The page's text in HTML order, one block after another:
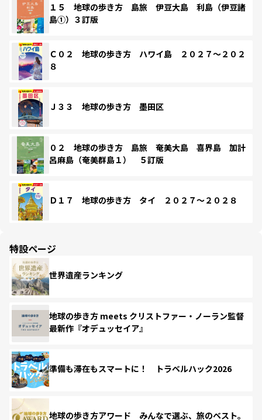
１５ 地球の歩き方 島旅 伊豆大島 利島（伊豆諸
島①）３訂版
Ｃ０２ 地球の歩き方 ハワイ島 ２０２７～２０２
８
Ｊ３３ 地球の歩き方 墨田区
０２ 地球の歩き方 島旅 奄美大島 喜界島 加計
呂麻島（奄美群島１） ５訂版
Ｄ１７ 地球の歩き方 タイ ２０２７～２０２８
特設ページ
世界遺産ランキング
地球の歩き方 meets クリストファー・ノーラン監督
最新作『オデュッセイア』
準備も滞在もスマートに！ トラベルハック2026
地球の歩き方アワード みんなで選ぶ、旅のベスト。